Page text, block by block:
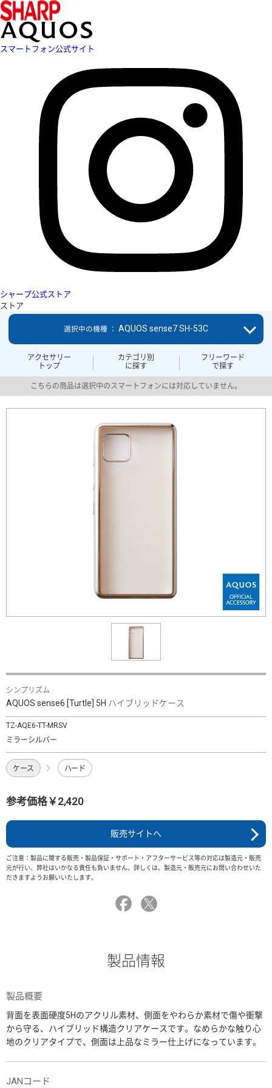
スマートフォン公式サイト
シャープ公式ストア
ストア
アクセサリー
トップ
カテゴリ別
に探す
フリーワード
で探す
選択中の機種 ： AQUOS sense7 SH-53C
こちらの商品は選択中のスマートフォンには対応していません。
シンプリズム
AQUOS sense6 [Turtle] 5H ハイブリッドケース
TZ-AQE6-TT-MRSV
ミラーシルバー
ケース ハード
参考価格￥2,420
販売サイトへ
ご注意：製品に関する販売・製品保証・サポート・アフターサービス等の対応は製造元・販売
元が行い、弊社はいかなる責任も負いません。詳しくは、製造元・販売元にお問い合わせいた
だきますようお願いいたします。
製品情報
製品概要
背面を表面硬度5Hのアクリル素材、側面をやわらか素材で傷や衝撃
から守る、ハイブリッド構造クリアケースです。なめらかな触り心
地のクリアタイプで、側面は上品なミラー仕上げになっています。
JANコード